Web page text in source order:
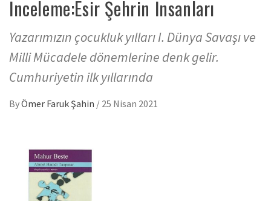
İnceleme:Esir Şehrin İnsanları
Yazarımızın çocukluk yılları I. Dünya Savaşı ve
Milli Mücadele dönemlerine denk gelir.
Cumhuriyetin ilk yıllarında
ByÖmer Faruk Şahin / 25 Nisan 2021